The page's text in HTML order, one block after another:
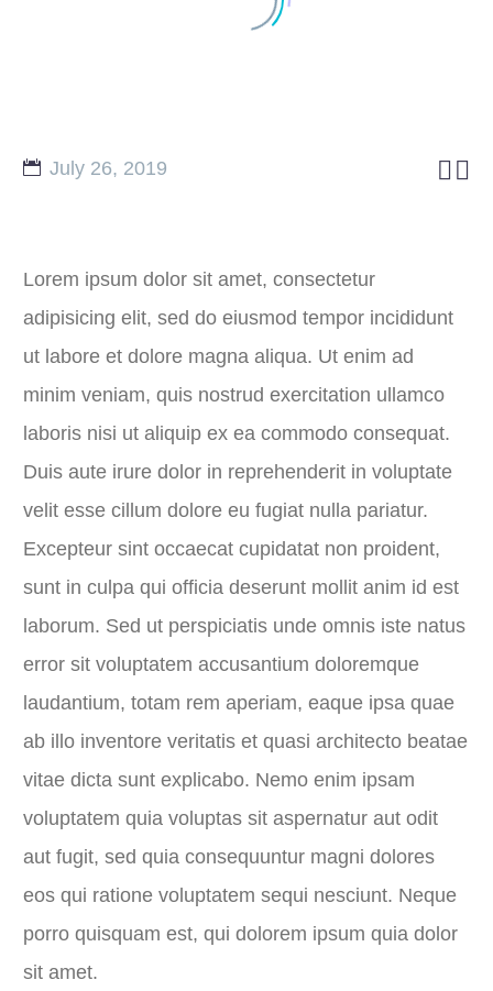

July 26, 2019
Lorem ipsum dolor sit amet, consectetur
adipisicing elit, sed do eiusmod tempor incididunt
ut labore et dolore magna aliqua. Ut enim ad
minim veniam, quis nostrud exercitation ullamco
laboris nisi ut aliquip ex ea commodo consequat.
Duis aute irure dolor in reprehenderit in voluptate
velit esse cillum dolore eu fugiat nulla pariatur.
Excepteur sint occaecat cupidatat non proident,
sunt in culpa qui officia deserunt mollit anim id est
laborum. Sed ut perspiciatis unde omnis iste natus
error sit voluptatem accusantium doloremque
laudantium, totam rem aperiam, eaque ipsa quae
ab illo inventore veritatis et quasi architecto beatae
vitae dicta sunt explicabo. Nemo enim ipsam
voluptatem quia voluptas sit aspernatur aut odit
aut fugit, sed quia consequuntur magni dolores
eos qui ratione voluptatem sequi nesciunt. Neque
porro quisquam est, qui dolorem ipsum quia dolor
sit amet.